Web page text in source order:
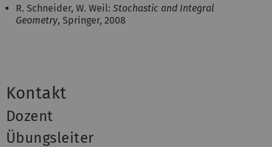
R. Schneider, W. Weil: Stochastic and Integral
Geometry, Springer, 2008
Kontakt
Dozent
Übungsleiter